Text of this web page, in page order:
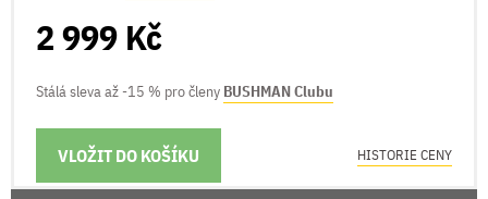
2 999 Kč
Stálá sleva až -15 % pro členy BUSHMAN Clubu
VLOŽIT DO KOŠÍKU
MOŽNOSTI DORUČENÍ HISTORIE CENY